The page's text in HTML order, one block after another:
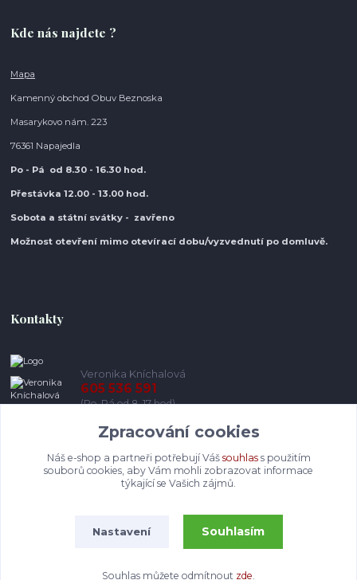
Kde nás najdete ?
Mapa
Kamenný obchod Obuv Beznoska
Masarykovo nám. 223
76361 Napajedla
Po - Pá od 8.30 - 16.30 hod.
Přestávka 12.00 - 13.00 hod.
Sobota a státní svátky - zavřeno
Možnost otevření mimo otevírací dobu/vyzvednutí po domluvě.
Kontakty
Veronika Kníchalová
605 536 591
(Po-Pá od 8-17 hod)
info@pohodlneboty.cz
Zpracování cookies
Náš e-shop a partneři potřebují Váš souhlass použitím
souborů cookies, aby Vám mohli zobrazovat informace
týkající se Vašich zájmů.
Nastavení Souhlasím
Souhlas můžete odmítnout zde